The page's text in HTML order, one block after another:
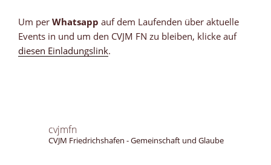
Um per Whatsapp auf dem Laufenden über aktuelle
Events in und um den CVJM FN zu bleiben, klicke auf
diesen Einladungslink.
cvjmfn
CVJM Friedrichshafen - Gemeinschaft und Glaube